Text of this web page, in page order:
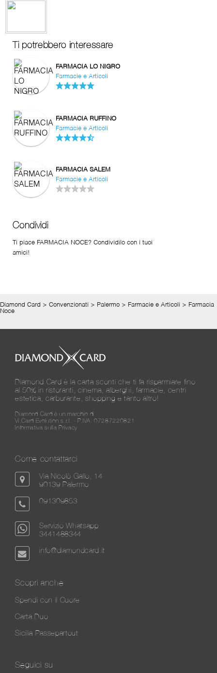
Ti potrebbero interessare
FARMACIA LO NIGRO
Farmacie e Articoli
FARMACIA RUFFINO
Farmacie e Articoli
FARMACIA SALEM
Farmacie e Articoli
Condividi
Ti piace FARMACIA NOCE? Condividilo con i tuoi
amici!
Diamond Card > Convenzionati > Palermo > Farmacie e Articoli > Farmacia
Noce
Diamond Card è la carta sconti che ti fa risparmiare fino
al 50% in ristoranti, cinema, alberghi, farmacie, centri
estetica, carburante, shopping e tanto altro!
Diamond Card è un marchio di
Vi.Card Evolution s.r.l. - P.IVA: 07287220821
Informativa sulla Privacy
Come contattarci
Via Nicolò Gallo, 14
90139 Palermo
091309853
Servizio Whatsapp
3441488344
info@diamondcard.it
Scopri anche
Spendi con il Cuore
Carta Duo
Sicilia Passepartout
Seguici su